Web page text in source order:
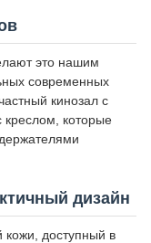
это нашим
современных
кинозал с
креслом, которые
дизайн
кожи, доступный в